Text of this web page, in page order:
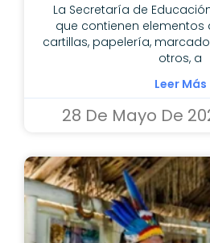
La Secretaría de
que contienen elementos
cartillas, papelería,
otros, a
Leer Más
28 De Mayo De